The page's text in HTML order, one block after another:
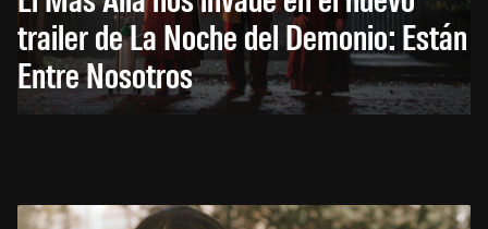
trailer de La Noche del Demonio: Están
Entre Nosotros